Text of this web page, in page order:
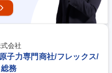
会社
子力専門商社/フレックス/
務